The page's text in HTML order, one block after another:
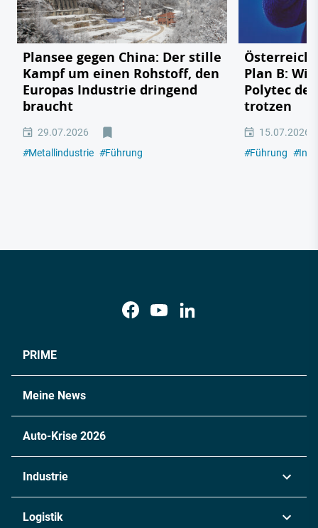
Plansee gegen China: Der stille
Kampf um einen Rohstoff, den
Europas Industrie dringend
braucht
29.07.2026
#Metallindustrie #Führung
Plan B:
Polytec
trotzen
15.07.2026
#Führung #
PRIME
Meine News
Auto-Krise 2026
Industrie
Logistik